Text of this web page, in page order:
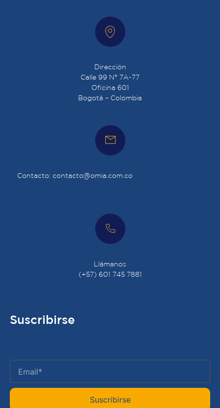
Dirección
Calle 99 N° 7A-77
Oficina 601
Bogotá – Colombia
Contacto: contacto@omia.com.co
Llámanos
(+57) 601 745 7881
Suscribirse
Suscribirse